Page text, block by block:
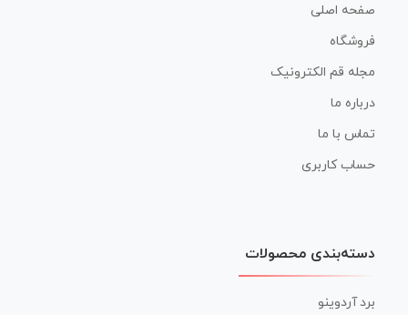
صفحه اصلی
فروشگاه
مجله قم الکترونیک
درباره ما
تماس با ما
حساب کاربری
دسته‌بندی محصولات
برد آردوینو